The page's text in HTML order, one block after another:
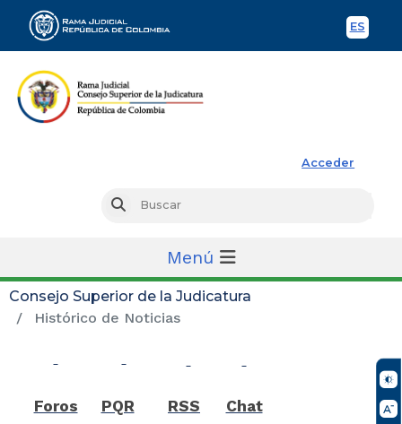
ES
Acceder
Buscar
Menú
Consejo Superior de la Judicatura
Histórico de Noticias
Foros PQR RSS Chat